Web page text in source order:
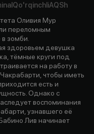
Qo'rqinchliAQSh
Оливия Мур
переломным
зомби.
здоровьем девушка
тёмные круги под
на работу в
чтобы иметь
есть и
Однако с
воспоминания
узнавшего её
Лив начинает